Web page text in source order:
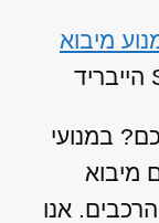
מיבוא
במנועי
מיבוא
הרכבים. אנו